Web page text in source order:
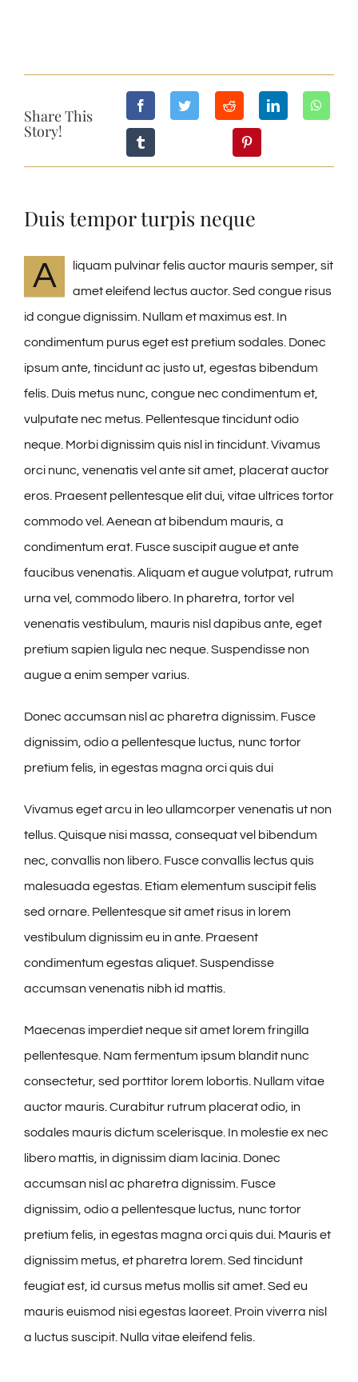
Share This
Story!
Duis tempor turpis neque
A
liquam pulvinar felis auctor mauris semper, sit
amet eleifend lectus auctor. Sed congue risus
id congue dignissim. Nullam et maximus est. In
condimentum purus eget est pretium sodales. Donec
ipsum ante, tincidunt ac justo ut, egestas bibendum
felis. Duis metus nunc, congue nec condimentum et,
vulputate nec metus. Pellentesque tincidunt odio
neque. Morbi dignissim quis nisl in tincidunt. Vivamus
orci nunc, venenatis vel ante sit amet, placerat auctor
eros. Praesent pellentesque elit dui, vitae ultrices tortor
commodo vel. Aenean at bibendum mauris, a
condimentum erat. Fusce suscipit augue et ante
faucibus venenatis. Aliquam et augue volutpat, rutrum
urna vel, commodo libero. In pharetra, tortor vel
venenatis vestibulum, mauris nisl dapibus ante, eget
pretium sapien ligula nec neque. Suspendisse non
augue a enim semper varius.
Donec accumsan nisl ac pharetra dignissim. Fusce
dignissim, odio a pellentesque luctus, nunc tortor
pretium felis, in egestas magna orci quis dui
Vivamus eget arcu in leo ullamcorper venenatis ut non
tellus. Quisque nisi massa, consequat vel bibendum
nec, convallis non libero. Fusce convallis lectus quis
malesuada egestas. Etiam elementum suscipit felis
sed ornare. Pellentesque sit amet risus in lorem
vestibulum dignissim eu in ante. Praesent
condimentum egestas aliquet. Suspendisse
accumsan venenatis nibh id mattis.
Maecenas imperdiet neque sit amet lorem fringilla
pellentesque. Nam fermentum ipsum blandit nunc
consectetur, sed porttitor lorem lobortis. Nullam vitae
auctor mauris. Curabitur rutrum placerat odio, in
sodales mauris dictum scelerisque. In molestie ex nec
libero mattis, in dignissim diam lacinia. Donec
accumsan nisl ac pharetra dignissim. Fusce
dignissim, odio a pellentesque luctus, nunc tortor
pretium felis, in egestas magna orci quis dui. Mauris et
dignissim metus, et pharetra lorem. Sed tincidunt
feugiat est, id cursus metus mollis sit amet. Sed eu
mauris euismod nisi egestas laoreet. Proin viverra nisl
a luctus suscipit. Nulla vitae eleifend felis.